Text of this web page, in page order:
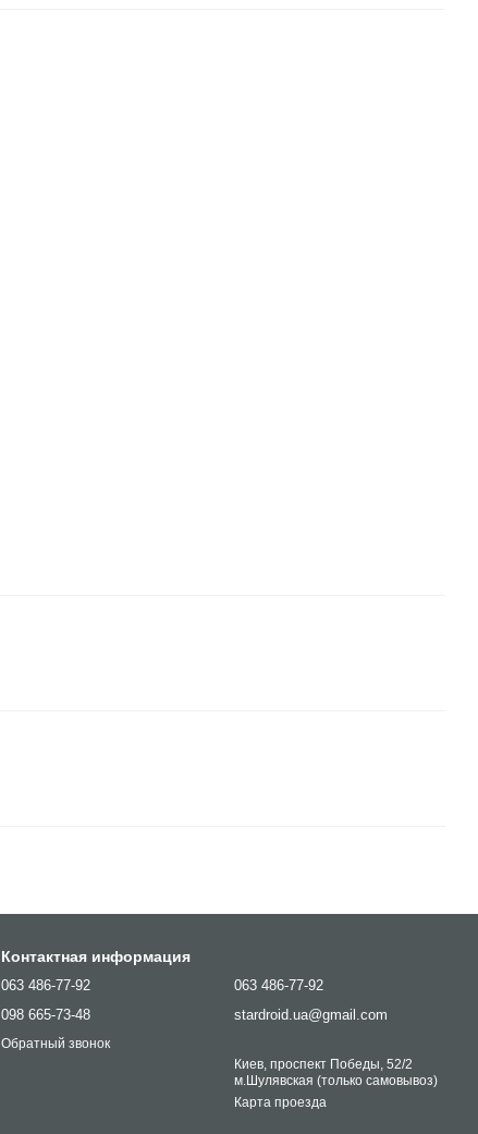
Контактная информация
063 486-77-92
098 665-73-48
Обратный звонок
063 486-77-92
stardroid.ua@gmail.com
Киев, проспект Победы, 52/2
м.Шулявская (только самовывоз)
Карта проезда